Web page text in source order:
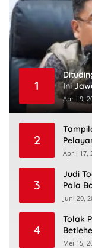
1
Ini
April 9,
2
April 17,
3
Judi
Pola
Juni 20,
4
Tolak
Mei 15,